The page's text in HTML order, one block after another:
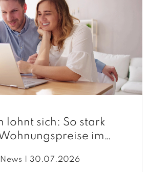
lohnt sich: So stark
im
News | 30.07.2026